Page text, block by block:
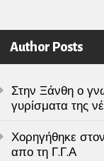
Author Posts
Στην Ξάνθη ο
γυρίσματα της
Χορηγήθηκε
απο τη Γ.Γ.Α